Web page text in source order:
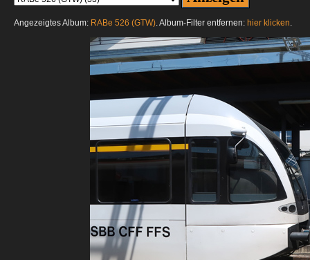
Angezeigtes Album: RABe 526 (GTW). Album-Filter entfernen: hier klicken.